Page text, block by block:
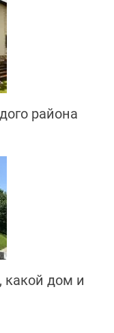
района
, какой дом и